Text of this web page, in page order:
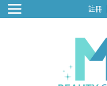
醫美整形 註冊